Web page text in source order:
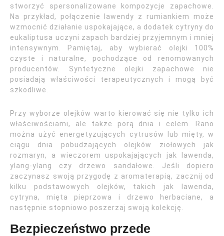
stworzyć spersonalizowane kompozycje zapachowe.
Na przykład, połączenie lawendy z rumiankiem może
wzmocnić działanie uspokajające, a dodatek cytryny do
eukaliptusa uczyni zapach bardziej przyjemnym i mniej
intensywnym. Pamiętaj, aby wybierać olejki 100%
czyste i naturalne, pochodzące od renomowanych
producentów. Syntetyczne olejki zapachowe nie
posiadają właściwości terapeutycznych i mogą być
szkodliwe.
Przy wyborze olejków warto kierować się nie tylko ich
właściwościami, ale także porą dnia i celem. Rano
można użyć energetyzujących cytrusów lub mięty, w
ciągu dnia pobudzających olejków ziołowych jak
rozmaryn, a wieczorem uspokajających jak lawenda,
ylang-ylang czy drzewo sandałowe. Jeśli dopiero
zaczynasz swoją przygodę z aromaterapią, zacznij od
kilku podstawowych olejków, takich jak lawenda,
cytryna, mięta pieprzowa i drzewo herbaciane, a
następnie stopniowo poszerzaj swoją kolekcję.
Bezpieczeństwo przede